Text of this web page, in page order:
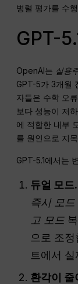
병렬 평가를 수
GPT-
OpenAI는 실용
GPT-5가 3개월
자들은 수학 오
보다 성능이 저
에 적합한 내부
를 원인으로 지
GPT-5.1에서는
듀얼 모드.
즉시 모드
고 모드
으로 조
트에서
환각이 줄